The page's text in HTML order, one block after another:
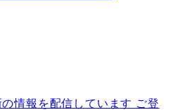
情報を配信しています ご登